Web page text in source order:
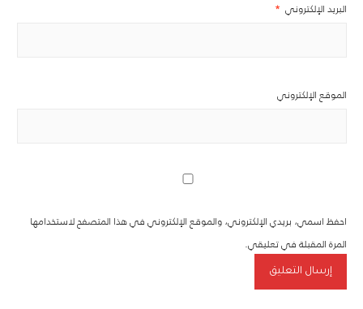
البريد الإلكتروني *
الموقع الإلكتروني
احفظ اسمي، بريدي الإلكتروني، والموقع الإلكتروني في هذا المتصفح لاستخدامها
المرة المقبلة في تعليقي.